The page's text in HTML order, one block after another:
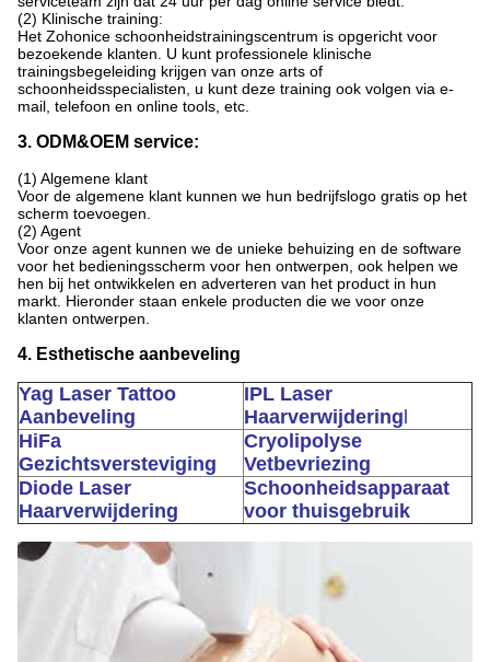
(2) Klinische training:
Het Zohonice schoonheidstrainingscentrum is opgericht voor
bezoekende klanten. U kunt professionele klinische
trainingsbegeleiding krijgen van onze arts of
schoonheidsspecialisten, u kunt deze training ook volgen via e-
mail, telefoon en online tools, etc.
3. ODM&OEM service:
(1) Algemene klant
Voor de algemene klant kunnen we hun bedrijfslogo gratis op het
scherm toevoegen.
(2) Agent
Voor onze agent kunnen we de unieke behuizing en de software
voor het bedieningsscherm voor hen ontwerpen, ook helpen we
hen bij het ontwikkelen en adverteren van het product in hun
markt. Hieronder staan ​​enkele producten die we voor onze
klanten ontwerpen.
4. Esthetische aanbeveling
Yag Laser Tattoo
Aanbeveling
IPL Laser
Haarverwijdering
HiFa
Gezichtsversteviging
Cryolipolyse
Vetbevriezing
Diode Laser
Haarverwijdering
Schoonheidsapparaat
voor thuisgebruik